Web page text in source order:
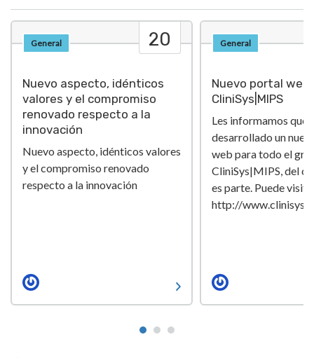
20
General
Nuevo aspecto, idénticos
valores y el compromiso
renovado respecto a la
innovación
Nuevo aspecto, idénticos valores
y el compromiso renovado
respecto a la innovación
General
Nuevo portal web
CliniSys|MIPS
Les informamos que
desarrollado un
web para todo el
CliniSys|MIPS, del
es parte. Puede
http://